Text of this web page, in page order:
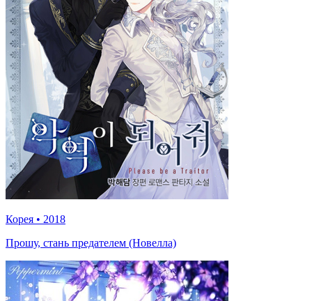
Корея • 2018
Прошу, стань предателем (Новелла)